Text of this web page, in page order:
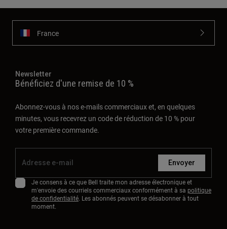
France
Newsletter
Bénéficiez d'une remise de 10 %
Abonnez-vous à nos e-mails commerciaux et, en quelques
minutes, vous recevrez un code de réduction de 10 % pour
votre première commande.
Envoyer
Je consens à ce que Bell traite mon adresse électronique et
m'envoie des courriels commerciaux conformément à sa politique
de confidentialité. Les abonnés peuvent se désabonner à tout
moment.